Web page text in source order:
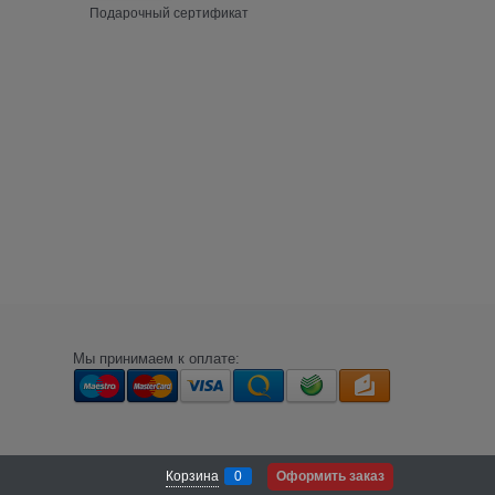
Подарочный сертификат
Мы принимаем к оплате:
Корзина 0 Оформить заказ